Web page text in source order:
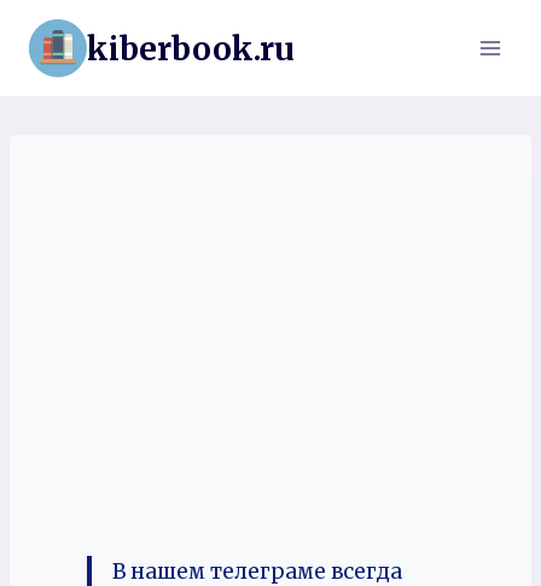
Перейти
содержимому
kiberbook.ru
В нашем телеграме всегда